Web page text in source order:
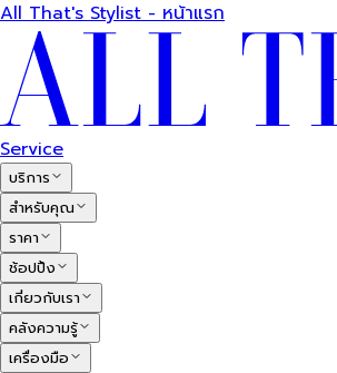
All That's Stylist - หน้าแรก
Service
บริการ
สำหรับคุณ
ราคา
ช้อปปิ้ง
เกี่ยวกับเรา
คลังความรู้
เครื่องมือ